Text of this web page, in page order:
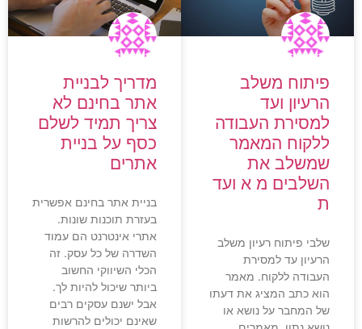
פיתוח משלב
הרעיון ועד
למסירת העבודה
ללקוח המאמר
שמשלב את
השלבים מ א ועד
ת
שלבי פיתוח רעיון משלב
הרעיון עד למסירת
העבודה ללקוח. מאמר
הוא כתב המציג את דעתו
של המחבר על נושא או
מדריך לבניית
אתר בחינם לא
צריך תמיד לשלם
כסף על בניית
אתרים
בניית אתר בחינם אפשרית
בעזרת תוכנות שונות.
אתרי אינטרנט הם עמוד
השדרה של כל עסק. זה
הכלי השיווקי החשוב
ביותר שיכול להיות לך.
אבל ישנם עסקים רבים
שאינם יכולים להרשות